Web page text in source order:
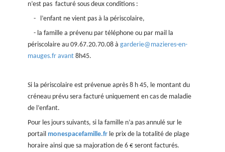
n’est pas facturé sous deux conditions :
- l’enfant ne vient pas à la périscolaire,
- la famille a prévenu par téléphone ou par mail la
périscolaire au 09.67.20.70.08 àgarderie@mazieres-en-
mauges.fr avant 8h45.
Si la périscolaire est prévenue après 8 h 45, le montant du
créneau prévu sera facturé uniquement en cas de maladie
de l’enfant.
Pour les jours suivants, si la famille n’a pas annulé sur le
portailmonespacefamille.fr le prix de la totalité de plage
horaire ainsi que sa majoration de 6 € seront facturés.